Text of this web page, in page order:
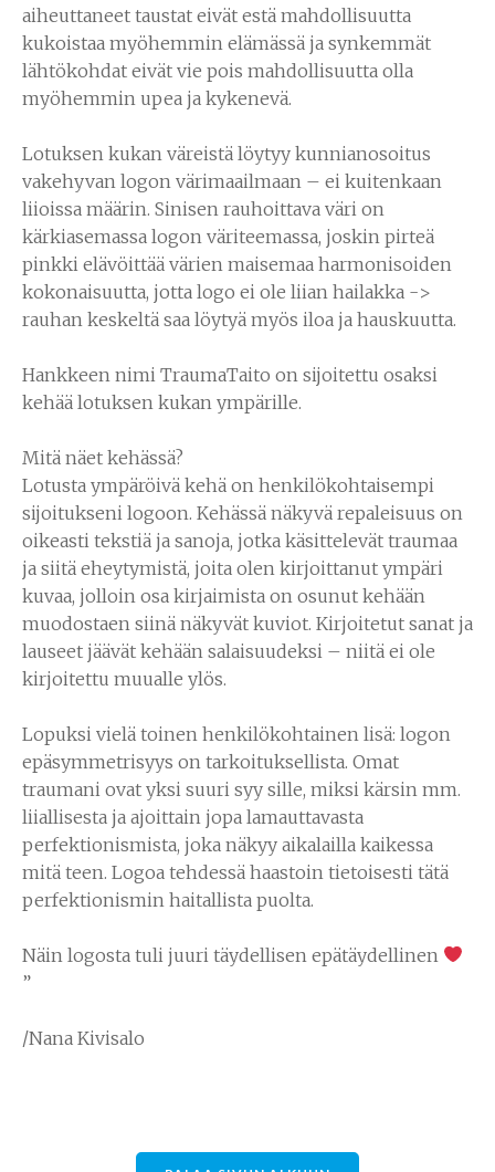
aiheuttaneet taustat eivät estä mahdollisuutta
kukoistaa myöhemmin elämässä ja synkemmät
lähtökohdat eivät vie pois mahdollisuutta olla
myöhemmin upea ja kykenevä.
Lotuksen kukan väreistä löytyy kunnianosoitus
vakehyvan logon värimaailmaan – ei kuitenkaan
liioissa määrin. Sinisen rauhoittava väri on
kärkiasemassa logon väriteemassa, joskin pirteä
pinkki elävöittää värien maisemaa harmonisoiden
kokonaisuutta, jotta logo ei ole liian hailakka ->
rauhan keskeltä saa löytyä myös iloa ja hauskuutta.
Hankkeen nimi TraumaTaito on sijoitettu osaksi
kehää lotuksen kukan ympärille.
Mitä näet kehässä?
Lotusta ympäröivä kehä on henkilökohtaisempi
sijoitukseni logoon. Kehässä näkyvä repaleisuus on
oikeasti tekstiä ja sanoja, jotka käsittelevät traumaa
ja siitä eheytymistä, joita olen kirjoittanut ympäri
kuvaa, jolloin osa kirjaimista on osunut kehään
muodostaen siinä näkyvät kuviot. Kirjoitetut sanat ja
lauseet jäävät kehään salaisuudeksi – niitä ei ole
kirjoitettu muualle ylös.
Lopuksi vielä toinen henkilökohtainen lisä: logon
epäsymmetrisyys on tarkoituksellista. Omat
traumani ovat yksi suuri syy sille, miksi kärsin mm.
liiallisesta ja ajoittain jopa lamauttavasta
perfektionismista, joka näkyy aikalailla kaikessa
mitä teen. Logoa tehdessä haastoin tietoisesti tätä
perfektionismin haitallista puolta.
Näin logosta tuli juuri täydellisen epätäydellinen
”
/Nana Kivisalo